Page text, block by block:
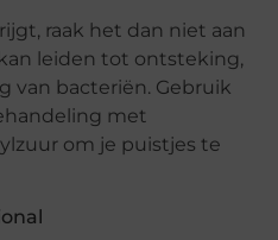
raak het dan niet aan
leiden tot ontsteking,
van bacteriën. Gebruik
met
om je puistjes te